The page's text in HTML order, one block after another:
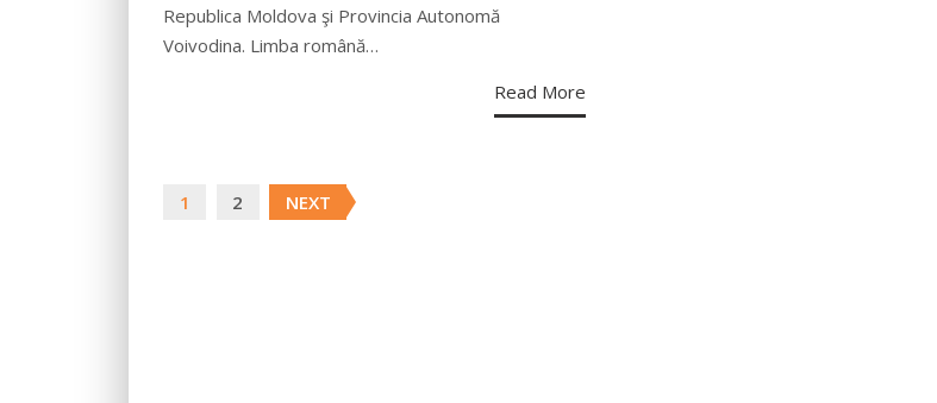
Republica Moldova şi Provincia Autonomă
Voivodina. Limba română…
Read More
navigation
1 2 NEXT